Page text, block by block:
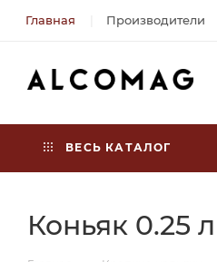
Главная Производители
ВЕСЬ КАТАЛОГ
Коньяк 0.25 л